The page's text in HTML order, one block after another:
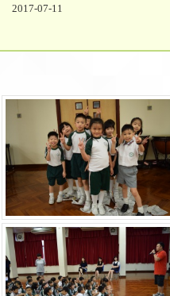
2017-07-11